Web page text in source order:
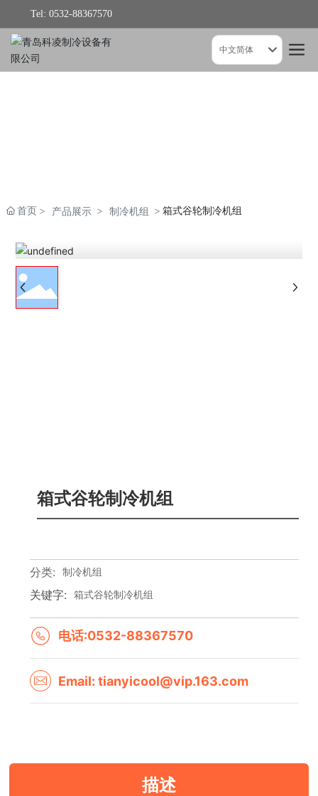
Tel: 0532-88367570
中文简体
首页 产品展示 制冷机组 箱式谷轮制冷机组
箱式谷轮制冷机组
分类: 制冷机组
关键字: 箱式谷轮制冷机组
电话:0532-88367570
Email: tianyicool@vip.163.com
描述